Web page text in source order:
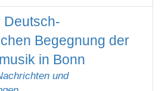
Deutsch-
Begegnung der
in Bonn
und